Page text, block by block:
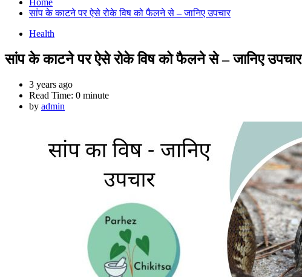
Home
सांप के काटने पर ऐसे रोके विष को फैलने से – जानिए उपचार
Health
सांप के काटने पर ऐसे रोके विष को फैलने से – जानिए उपचार
3 years ago
Read Time: 0 minute
by admin